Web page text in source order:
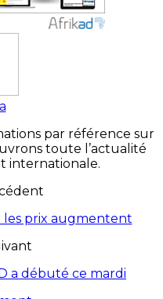
par référence sur
toute l’actualité
internationale.
les prix augmentent
a débuté ce mardi